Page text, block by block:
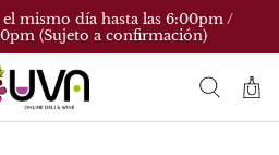
el mismo día hasta las 6:00pm /
(Sujeto a confirmación)